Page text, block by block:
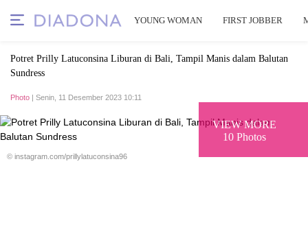
YOUNG WOMAN FIRST JOBBER
Potret Prilly Latuconsina Liburan di Bali, Tampil Manis dalam Balutan
Sundress
Photo | Senin, 11 Desember 2023 10:11
VIEW MORE
10 Photos
© instagram.com/prillylatuconsina96